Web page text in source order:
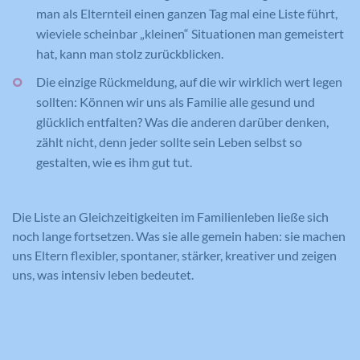
man als Elternteil einen ganzen Tag mal eine Liste führt,
wieviele scheinbar „kleinen“ Situationen man gemeistert
hat, kann man stolz zurückblicken.
Die einzige Rückmeldung, auf die wir wirklich wert legen
sollten: Können wir uns als Familie alle gesund und
glücklich entfalten? Was die anderen darüber denken,
zählt nicht, denn jeder sollte sein Leben selbst so
gestalten, wie es ihm gut tut.
Die Liste an Gleichzeitigkeiten im Familienleben ließe sich
noch lange fortsetzen. Was sie alle gemein haben: sie machen
uns Eltern flexibler, spontaner, stärker, kreativer und zeigen
uns, was intensiv leben bedeutet.
Zweck
verwendet wird, um statistische Daten
dazu, wie der Besucher die Website
nutzt, zu generieren.
zu schätzen.
Name YSC
Anbieter YouTube
Session
der Benutzer gesehen hat, zu behalten.